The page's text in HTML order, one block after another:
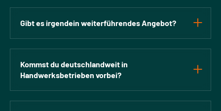
Gibt es irgendein weiterführendes Angebot?
Kommst du deutschlandweit in
Handwerksbetrieben vorbei?